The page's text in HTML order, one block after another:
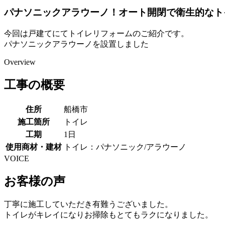
パナソニックアラウーノ！オート開閉で衛生的な
今回は戸建てにてトイレリフォームのご紹介です。
パナソニックアラウーノを設置しました
Overview
工事の概要
住所
船橋市
施工箇所
トイレ
工期
1日
使用商材・建材 トイレ：パナソニック/アラウーノ
VOICE
お客様の声
丁寧に施工していただき有難うございました。
トイレがキレイになりお掃除もとてもラクになりました。